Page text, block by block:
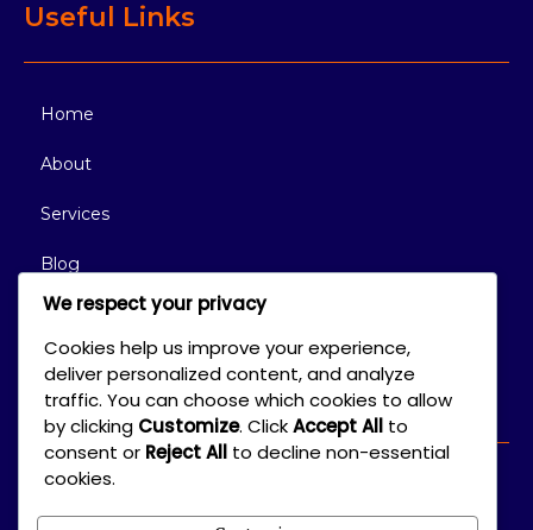
Useful Links
Home
About
Services
Blog
Contact
Connect With Us
Get in touch with us for any inquiries or suggestions.
We respect your privacy
Cookies help us improve your experience,
deliver personalized content, and analyze
traffic. You can choose which cookies to allow
by clicking Customize. ClickAccept All to
consent or Reject All to decline non-essential
cookies.